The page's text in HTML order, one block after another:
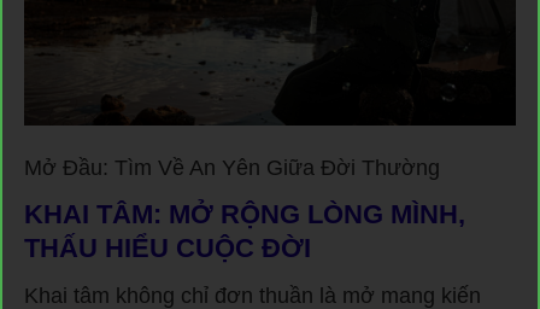
Mở Đầu: Tìm Về An Yên Giữa Đời Thường
KHAI TÂM: MỞ RỘNG LÒNG MÌNH,
THẤU HIỂU CUỘC ĐỜI
Khai tâm không chỉ đơn thuần là mở mang kiến